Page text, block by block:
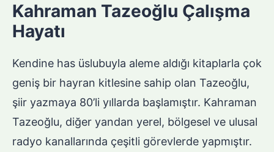
Kahraman Tazeoğlu Çalışma
Hayatı
Kendine has üslubuyla aleme aldığı kitaplarla çok
geniş bir hayran kitlesine sahip olan Tazeoğlu,
şiir yazmaya 80’li yıllarda başlamıştır. Kahraman
Tazeoğlu, diğer yandan yerel, bölgesel ve ulusal
radyo kanallarında çeşitli görevlerde yapmıştır.